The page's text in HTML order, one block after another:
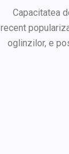
Capacitatea
recent
oglinzilor, e